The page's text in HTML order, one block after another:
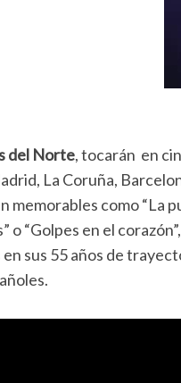
del Norte, tocarán en
La Coruña,
memorables como “La
o “Golpes en el
sus 55 años de